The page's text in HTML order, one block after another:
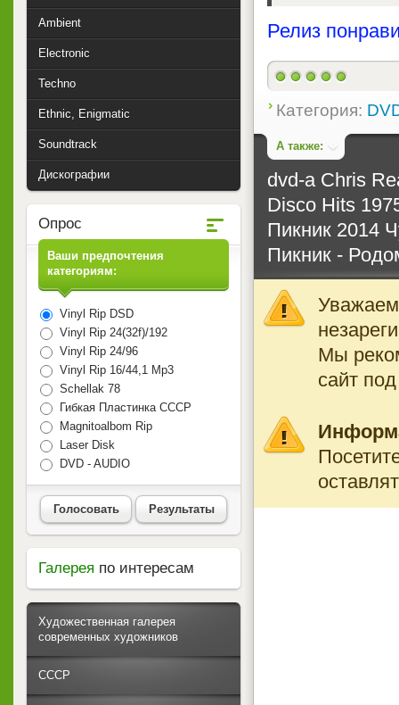
Релиз
Категория:
А также:
dvd-a Chris
Disco Hits
Пикник 2014
Пикник -
Мы
сайт
Ambient
Electronic
Techno
Ethnic, Enigmatic
Soundtrack
Дискографии
Опрос
Ваши предпочтения
категориям:
Vinyl Rip DSD
Vinyl Rip 24(32f)/192
Vinyl Rip 24/96
Vinyl Rip 16/44,1 Mp3
Schellak 78
Гибкая Пластинка СССР
Magnitoalbom Rip
Laser Disk
DVD - AUDIO
Голосовать Результаты
Галерея по интересам
Художественная галерея
современных художников
СССР